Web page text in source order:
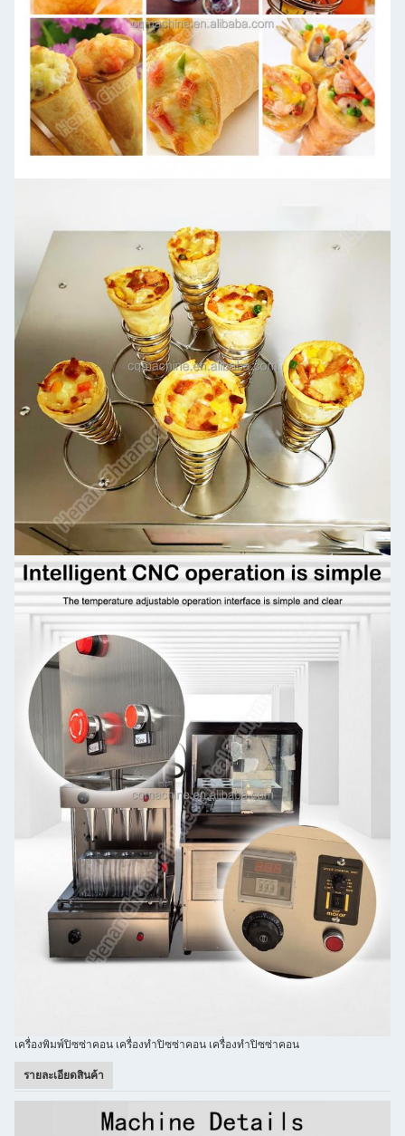
เครื่องพิมพ์ปิซซ่าคอน เครื่องทําปิซซ่าคอน เครื่องทําปิซซ่าคอน
รายละเอียดสินค้า